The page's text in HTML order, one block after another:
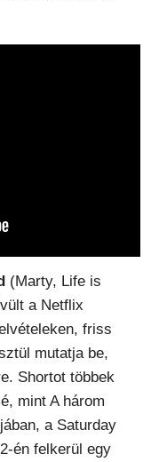
(Marty, Life is
a Netflix
friss
mutatja be,
Shortot többek
mint A három
a Saturday
én felkerül egy